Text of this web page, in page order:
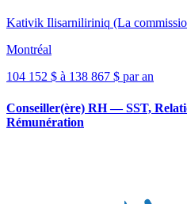
Kativik Ilisarniliriniq (La
Montréal
104 152 $ à 138 867 $ par an
Conseiller(ère) RH — SST,
Rémunération